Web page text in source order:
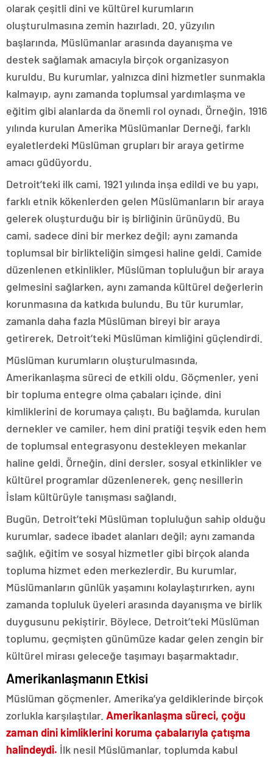
olarak çeşitli dini ve kültürel kurumların
oluşturulmasına zemin hazırladı. 20. yüzyılın
başlarında, Müslümanlar arasında dayanışma ve
destek sağlamak amacıyla birçok organizasyon
kuruldu. Bu kurumlar, yalnızca dini hizmetler sunmakla
kalmayıp, aynı zamanda toplumsal yardımlaşma ve
eğitim gibi alanlarda da önemli rol oynadı. Örneğin, 1916
yılında kurulan Amerika Müslümanlar Derneği, farklı
eyaletlerdeki Müslüman grupları bir araya getirme
amacı güdüyordu.
Detroit’teki ilk cami, 1921 yılında inşa edildi ve bu yapı,
farklı etnik kökenlerden gelen Müslümanların bir araya
gelerek oluşturduğu bir iş birliğinin ürünüydü. Bu
cami, sadece dini bir merkez değil; aynı zamanda
toplumsal bir birlikteliğin simgesi haline geldi. Camide
düzenlenen etkinlikler, Müslüman topluluğun bir araya
gelmesini sağlarken, aynı zamanda kültürel değerlerin
korunmasına da katkıda bulundu. Bu tür kurumlar,
zamanla daha fazla Müslüman bireyi bir araya
getirerek, Detroit’teki Müslüman kimliğini güçlendirdi.
Müslüman kurumların oluşturulmasında,
Amerikanlaşma süreci de etkili oldu. Göçmenler, yeni
bir topluma entegre olma çabaları içinde, dini
kimliklerini de korumaya çalıştı. Bu bağlamda, kurulan
dernekler ve camiler, hem dini pratiği teşvik eden hem
de toplumsal entegrasyonu destekleyen mekanlar
haline geldi. Örneğin, dini dersler, sosyal etkinlikler ve
kültürel programlar düzenlenerek, genç nesillerin
İslam kültürüyle tanışması sağlandı.
Bugün, Detroit’teki Müslüman topluluğun sahip olduğu
kurumlar, sadece ibadet alanları değil; aynı zamanda
sağlık, eğitim ve sosyal hizmetler gibi birçok alanda
topluma hizmet eden merkezlerdir. Bu kurumlar,
Müslümanların günlük yaşamını kolaylaştırırken, aynı
zamanda topluluk üyeleri arasında dayanışma ve birlik
duygusunu pekiştirir. Böylece, Detroit’teki Müslüman
toplumu, geçmişten günümüze kadar gelen zengin bir
kültürel mirası geleceğe taşımayı başarmaktadır.
Amerikanlaşmanın Etkisi
Müslüman göçmenler, Amerika’ya geldiklerinde birçok
zorlukla karşılaştılar. Amerikanlaşma süreci, çoğu
zaman dini kimliklerini koruma çabalarıyla çatışma
halindeydi. İlk nesil Müslümanlar, toplumda kabul